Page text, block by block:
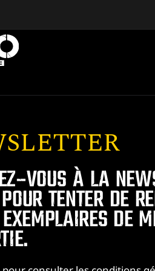
VOUS À LA
TENTER DE
DE
la vidéo, veuillez
cookies/pixels utilisés par
de vidéo.
LES COOKIES
MARKETING